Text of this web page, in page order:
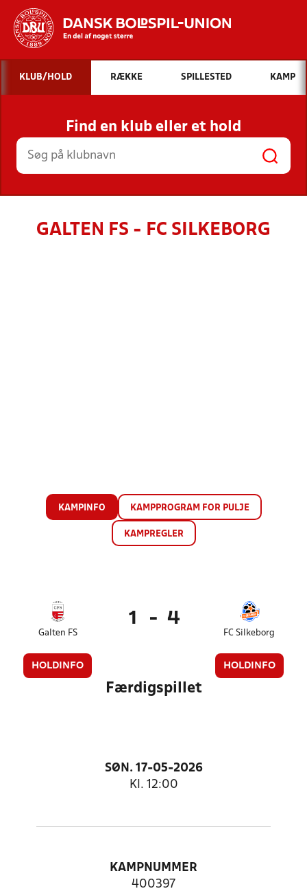
Hvad vil du søge efter?
INDHOLD OG NYHEDER
STILLINGER, RESULTATER, KLUBBER OG
HOLD
KLUB/HOLD RÆKKE SPILLESTED KAMP
Find en klub eller et hold
GALTEN FS - FC SILKEBORG
KAMPINFO KAMPPROGRAM FOR PULJE
KAMPREGLER
Galten FS
HOLDINFO
1 - 4
FC Silkeborg
HOLDINFO
Færdigspillet
SØN. 17-05-2026
Kl. 12:00
KAMPNUMMER
400397